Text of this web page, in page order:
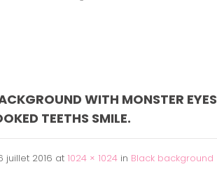
WITH MONSTER EYES
TEETHS SMILE.
juillet 2016 at 1024 × 1024 in Black background